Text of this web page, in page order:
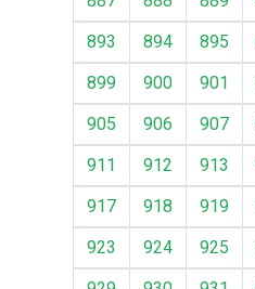
893
894 895
899
900 901
905
906 907
911
912 913
917
918 919
923
924 925